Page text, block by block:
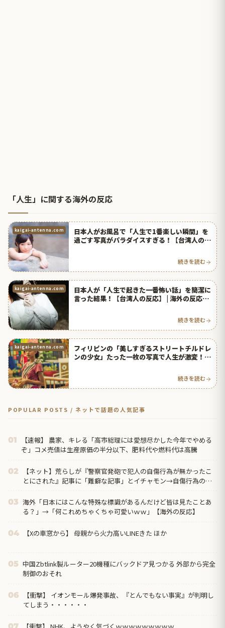
「人生」に関する海外の反応
kaigai-antenna.com
日本人がお風呂で「人生で1番楽しい瞬間」を
過ごす写真がパラダイスすぎる！【台湾人の反
続きを読む
kaigai-antenna.com
日本人が「人生で起きた一番怖い話」を簡潔に
言った結果！【台湾人の反応】 | 海外の反応ア
続きを読む
kaigai-antenna.com
フィリピンの「美しすぎるストリートチルドレ
ンの少女」たった一枚の写真で人生が激変！
続きを読む
POPULAR POSTS / ネットで話題の人気記事
01
【速報】 農家、キレる「高市総理には愛想尽かした今年でやめる
ぞ」コメ売値は生産原価の半分以下、肥料代や燃料代は高騰
02
【ネット】荒らしが『警察官発砲で犯人の自傷行為が無かったこ
とにされた』記事に「難癖な記事」とイチャモン→自傷行為の動
03 海外「日本にはこんな特殊な標識があるんだけど皆は見たことあ
る？」→「何これめちゃくちゃ可愛いｗｗ」【海外の反応】
04 【Xの車窓から】 母親から火力高いLINEきた ほか
05 中国Zbtlink製ルーター20機種にバックドア見つかる 外部から完全
制御のおそれ
06
【衝撃】 イオンモール爆発事故、『とんでもない事実』が判明し
てしまう・・・・・・
07 【衝撃】 NHK、ようやく気づくｗｗｗｗｗｗｗｗｗ